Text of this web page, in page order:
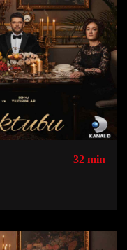
32 min